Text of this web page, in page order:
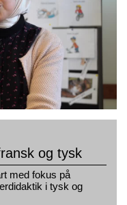
og tysk
med fokus på
i tysk og